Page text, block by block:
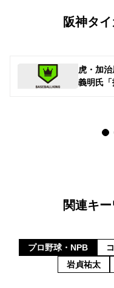
阪神タ
虎・加
義明氏
関連キ
プロ野球・NPB
岩貞祐太